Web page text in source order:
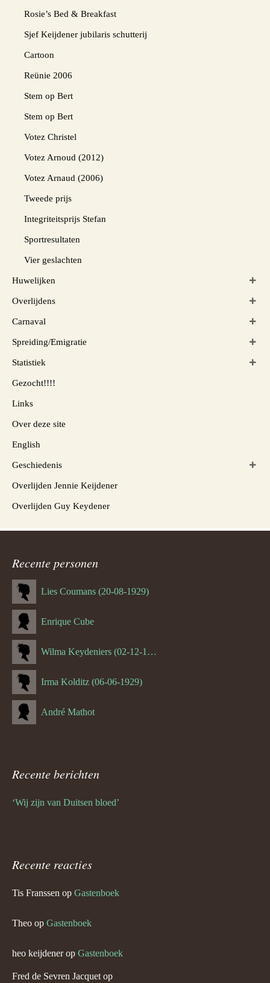
Rosie’s Bed & Breakfast
Sjef Keijdener jubilaris schutterij
Cartoon
Reünie 2006
Stem op Bert
Stem op Bert
Votez Christel
Votez Arnoud (2012)
Votez Arnaud (2006)
Tweede prijs
Integriteitsprijs Stefan
Sportresultaten
Vier geslachten
Huwelijken
Overlijdens
Carnaval
Spreiding/Emigratie
Statistiek
Gezocht!!!!
Links
Over deze site
English
Geschiedenis
Overlijden Jennie Keijdener
Overlijden Guy Keydener
Recente personen
Lies Coumans (20-08-1929)
Enrique Cube
Wilma Keydeniers (02-12-1953)
Irma Kolditz (06-06-1929)
André Mathot
Recente berichten
‘Wij zijn van Duitsen bloed’
Recente reacties
Tis Franssen op Gastenboek
Theo op Gastenboek
heo keijdenerop Gastenboek
Fred de Sevren Jacquet op